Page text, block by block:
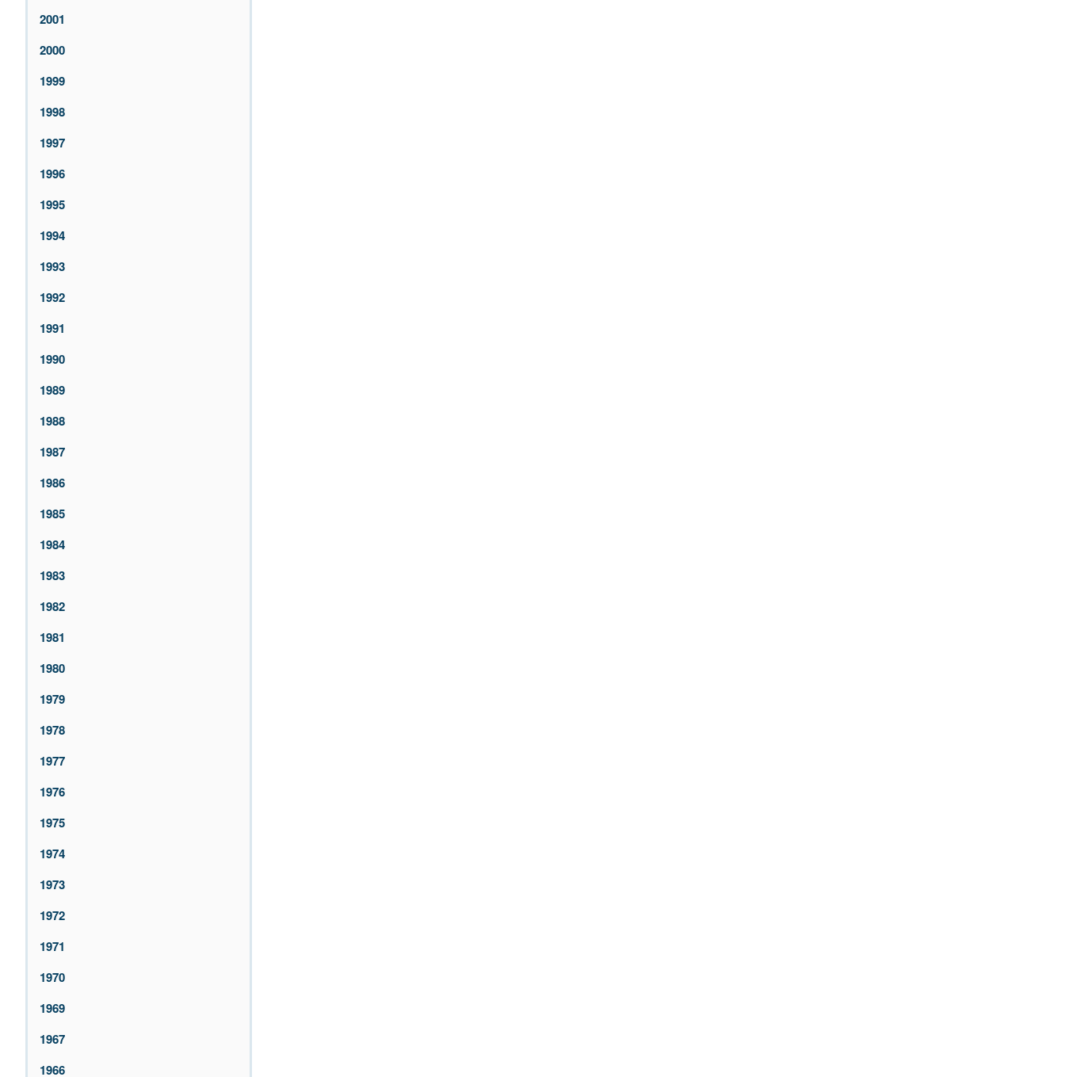
2001
2000
1999
1998
1997
1996
1995
1994
1993
1992
1991
1990
1989
1988
1987
1986
1985
1984
1983
1982
1981
1980
1979
1978
1977
1976
1975
1974
1973
1972
1971
1970
1969
1967
1966